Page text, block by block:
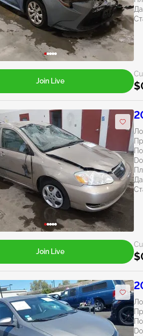
Join Live
Join Live